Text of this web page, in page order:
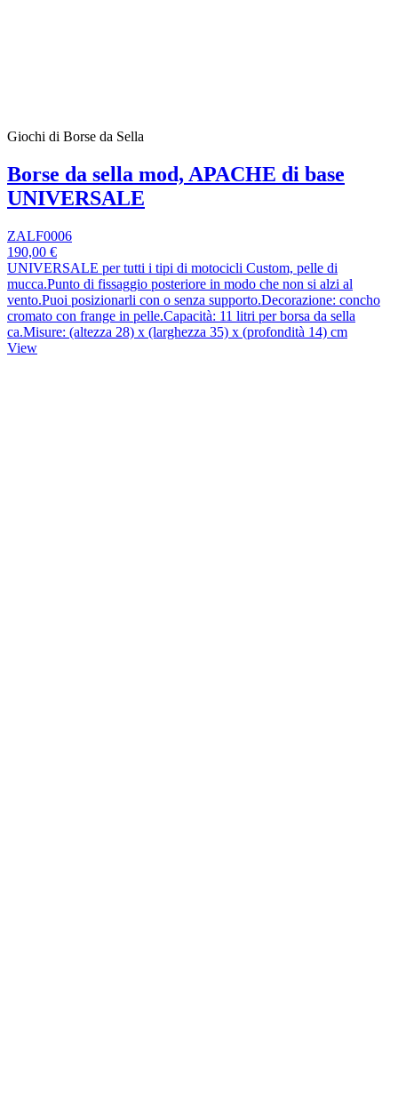
Giochi di Borse da Sella
Borse da sella mod, APACHE di base
UNIVERSALE
ZALF0006
190,00 €
UNIVERSALE per tutti i tipi di motocicli Custom, pelle di
mucca.Punto di fissaggio posteriore in modo che non si alzi al
vento.Puoi posizionarli con o senza supporto.Decorazione: concho
cromato con frange in pelle.Capacità: 11 litri per borsa da sella
ca.Misure: (altezza 28) x (larghezza 35) x (profondità 14) cm
View